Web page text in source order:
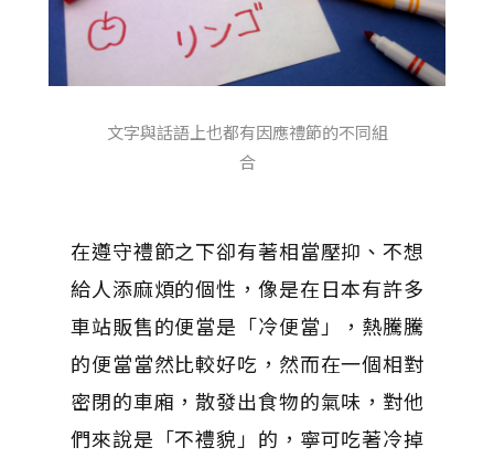
文字與話語上也都有因應禮節的不同組
合
在遵守禮節之下卻有著相當壓抑、不想
給人添麻煩的個性，像是在日本有許多
車站販售的便當是「冷便當」，熱騰騰
的便當當然比較好吃，然而在一個相對
密閉的車廂，散發出食物的氣味，對他
們來說是「不禮貌」的，寧可吃著冷掉